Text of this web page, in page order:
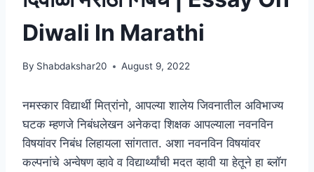
Diwali In Marathi
By Shabdakshar20 August 9, 2022
नमस्कार विद्यार्थी मित्रांनो, आपल्या शालेय जिवनातील अविभाज्य
घटक म्हणजे निबंधलेखन अनेकदा शिक्षक आपल्याला नवनविन
विषयांवर निबंध लिहायला सांगतात. अशा नवनविन विषयांवर
कल्पनांचे अन्वेषण व्हावे व विद्यार्थ्यांची मदत व्हावी या हेतूने हा ब्लॉग